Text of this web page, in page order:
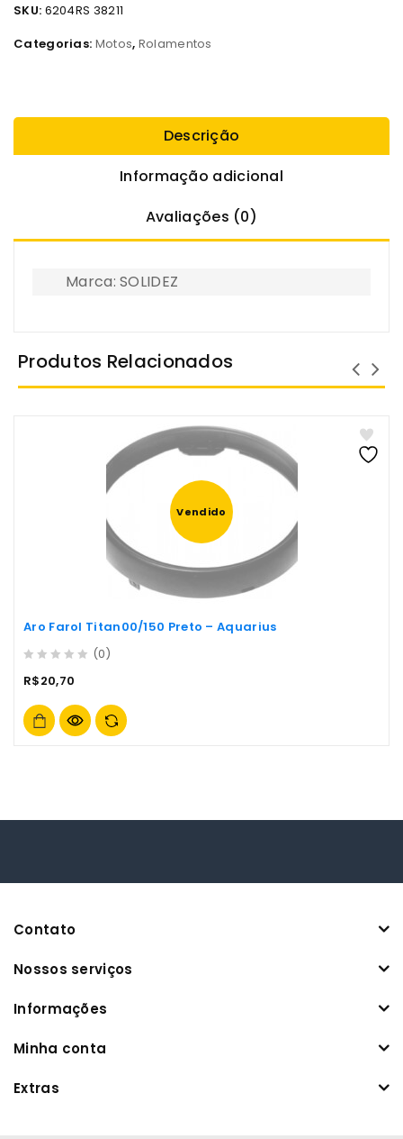
SKU: 6204RS 38211
Categorias: Motos, Rolamentos
Descrição
Informação adicional
Avaliações (0)
Marca: SOLIDEZ
Produtos Relacionados
Vendido
Aro Farol Titan00/150 Preto – Aquarius
out
5
(0)
R$20,70
Contato
Nossos serviços
Informações
Minha conta
Extras